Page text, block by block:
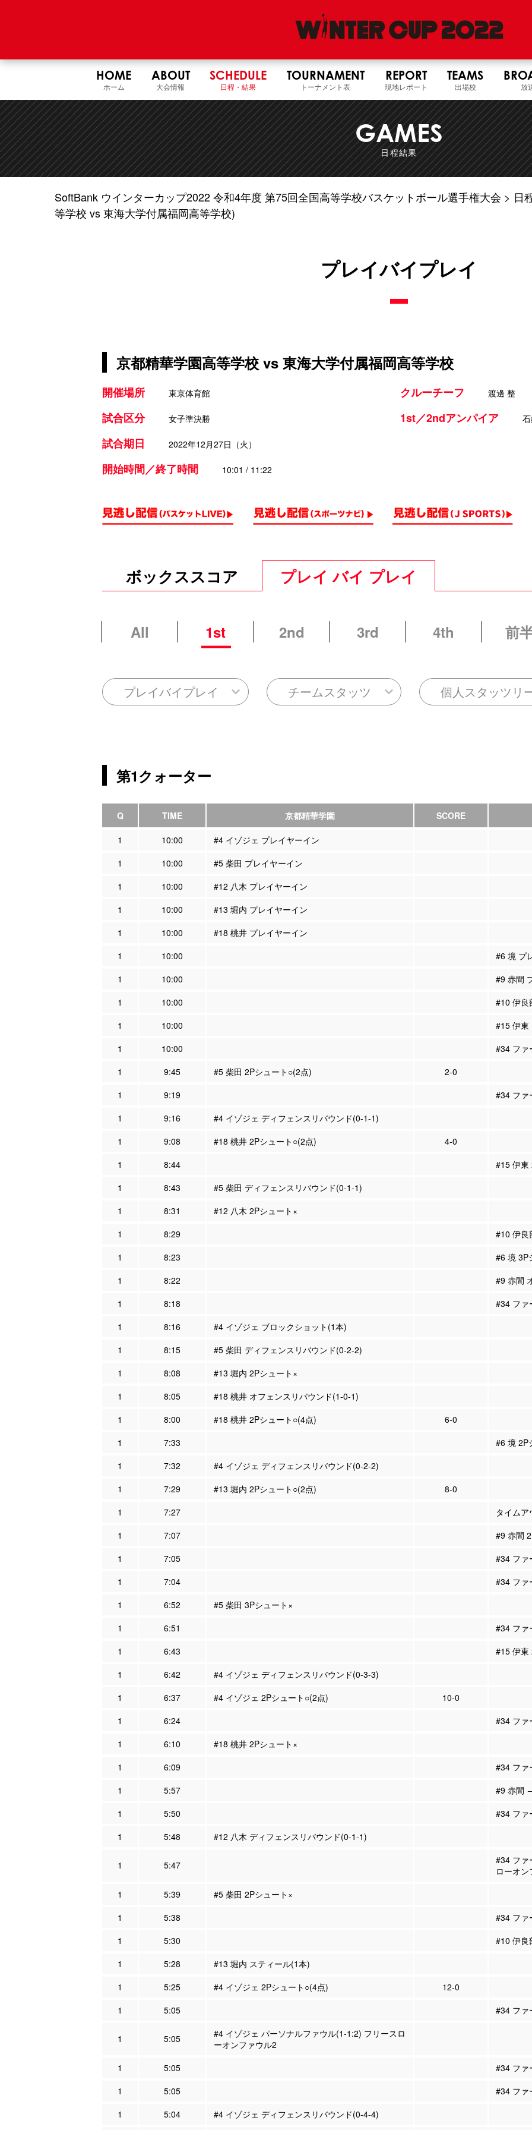
HOME
ホーム
ABOUT
大会情報
SCHEDULE
日程・結果
TOURNAMENT
トーナメント表
REPORT
現地レポート
TEAMS
出場校 放
GAMES
日程結果
SoftBank ウインターカップ2022 令和4年度 第75回全国高等学校バスケットボール選手権大会 日
等学校 vs 東海大学付属福岡高等学校)
プレイバイプレイ
京都精華学園高等学校 vs 東海大学付属福岡高等学校
開催場所 東京体育館
試合区分 女子準決勝
試合期日 2022年12月27日（火）
開始時間／終了時間 10:01 / 11:22
クルーチーフ 渡邊 整
1st／2ndアンパイア
ボックススコア プレイ バイ プレイ
All 1st 2nd 3rd 4th 前
プレイバイプレイ チームスタッツ 個人スタッツリ
第1クォーター
Q TIME 京都精華学園 SCORE
1 10:00
#4 イゾジェ プレイヤーイン
1
10:00
#5 柴田 プレイヤーイン
1
10:00
#12 八木 プレイヤーイン
1
10:00
#13 堀内 プレイヤーイン
1
10:00
#18 桃井 プレイヤーイン
1
10:00
#6 境 プ
1
10:00
#9 赤間
1
10:00
#10 伊良
1
10:00
#15 伊東
1
10:00
#34 ファ
1
9:45 #5 柴田 2Pシュート○(2点)
2-0
1
9:19
#34 ファ
1
9:16
#4 イゾジェ ディフェンスリバウンド(0-1-1)
1
9:08 #18 桃井 2Pシュート○(2点)
4-0
1
8:44
#15 伊東
1
8:43
#5 柴田 ディフェンスリバウンド(0-1-1)
1
8:31
#12 八木 2Pシュート×
1
8:29
#10 伊良
1
8:23
#6 境 3P
1
8:22
#9 赤間
1
8:18
#34 ファ
1
8:16
#4 イゾジェ ブロックショット(1本)
1
8:15
#5 柴田 ディフェンスリバウンド(0-2-2)
1
8:08
#13 堀内 2Pシュート×
1
8:05
#18 桃井 オフェンスリバウンド(1-0-1)
1
8:00 #18 桃井 2Pシュート○(4点)
6-0
1
7:33
#6 境 2P
1
7:32
#4 イゾジェ ディフェンスリバウンド(0-2-2)
1
7:29 #13 堀内 2Pシュート○(2点)
8-0
1
7:27
タイムア
1
7:07
#9 赤間
1
7:05
#34 ファ
1
7:04
#34 ファ
1
6:52
#5 柴田 3Pシュート×
1
6:51
#34 ファ
1
6:43
#15 伊東
1
6:42
#4 イゾジェ ディフェンスリバウンド(0-3-3)
1
6:37 #4 イゾジェ 2Pシュート○(2点)
10-0
1
6:24
#34 ファ
1
6:10
#18 桃井 2Pシュート×
1
6:09
#34 ファ
1
5:57
#9 赤間
1
5:50
#34 ファ
1
5:48 #12 八木 ディフェンスリバウンド(0-1-1)
1 5:47
#34 ファ
ローオ
1
5:39
#5 柴田 2Pシュート×
1
5:38
#34 ファ
1
5:30
#10 伊良
1
5:28
#13 堀内 スティール(1本)
1
5:25 #4 イゾジェ 2Pシュート○(4点)
12-0
1
5:05 #34 ファ
1 5:05
#4 イゾジェ パーソナルファウル(1-1:2) フリースロ
ーオンファウル2
1
5:05
#34 ファ
1
5:05
#34 ファ
1
5:04 #4 イゾジェ ディフェンスリバウンド(0-4-4)